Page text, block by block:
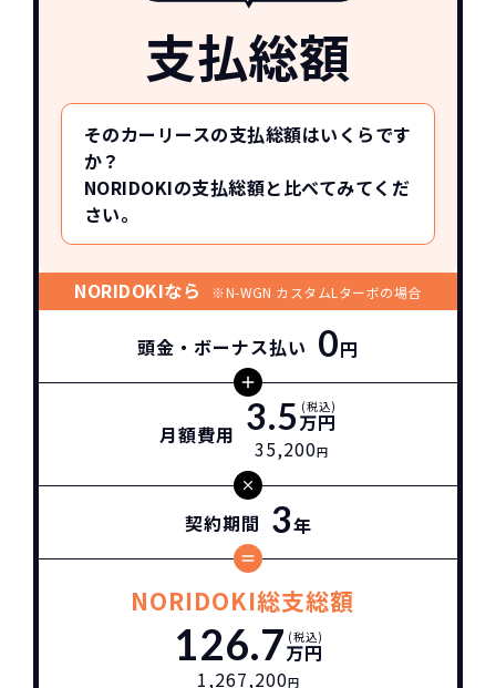
支払総額
そのカーリースの支払総額はいくらです
か？
NORIDOKIの支払総額と比べてみてくだ
さい。
NORIDOKIなら ※N-WGN カスタムLターボの場合
頭金・ボーナス払い 0円
月額費用 3.5万円
(税込)
35,200円
契約期間 3年
NORIDOKI総支総額
126.7万円
(税込)
1,267,200円